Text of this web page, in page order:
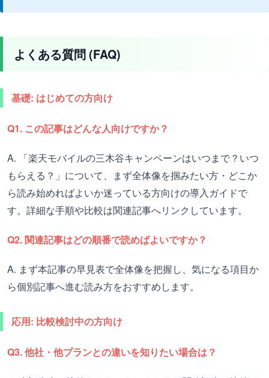
よくある質問 (FAQ)
基礎: はじめての方向け
Q1. この記事はどんな人向けですか？
A. 「楽天モバイルの三木谷キャンペーンはいつまで？いつ
もらえる？」について、まず全体像を掴みたい方・どこか
ら読み始めればよいか迷っている方向けの導入ガイドで
す。詳細な手順や比較は関連記事へリンクしています。
Q2. 関連記事はどの順番で読めばよいですか？
A. まず本記事の早見表で全体像を把握し、気になる項目か
ら個別記事へ進む読み方をおすすめします。
応用: 比較検討中の方向け
Q3. 他社・他プランとの違いを知りたい場合は？